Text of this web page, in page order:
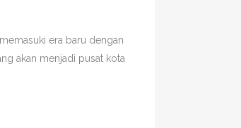
era baru dengan
akan menjadi pusat kota